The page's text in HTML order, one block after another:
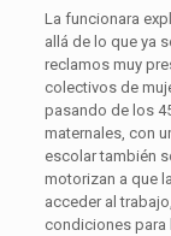
La funcionara
allá de lo que ya
reclamos muy
colectivos de
pasando de los
maternales, con
escolar también
motorizan a que
acceder al
condiciones para